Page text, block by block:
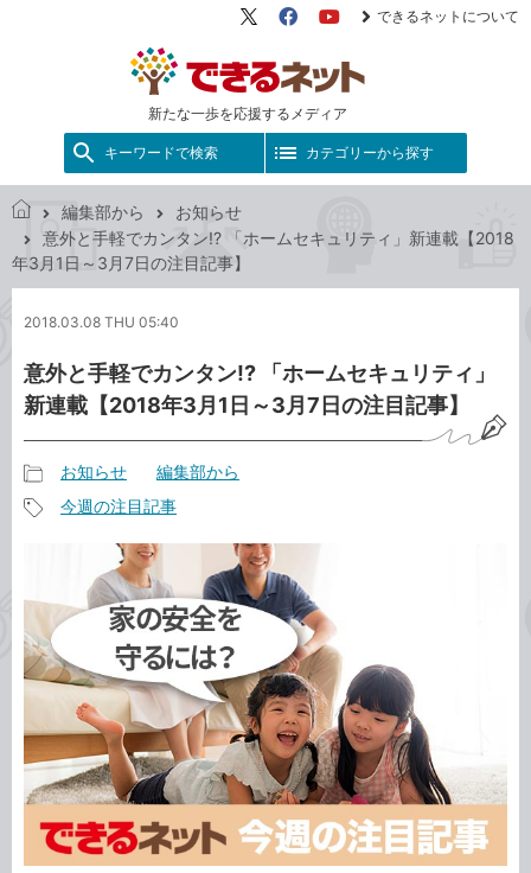
新たな一歩を応援するメディア
X（旧
FacebookYouTube
できるネットについて
キーワードで検索 カテゴリーから探す
で
き
ッ
編集部から
お知らせ
意外と手軽でカンタン!? 「ホームセキュリティ」新連載【2018
年3月1日～3月7日の注目記事】
2018.03.08 THU 05:40
意外と手軽でカンタン!? 「ホームセキュリティ」
新連載【2018年3月1日～3月7日の注目記事】
事
ゴ
リ
お知らせ 編集部から
グ
今週の注目記事